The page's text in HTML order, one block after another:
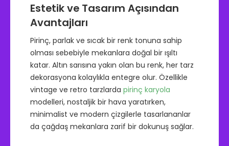
Estetik ve Tasarım Açısından
Avantajları
Pirinç, parlak ve sıcak bir renk tonuna sahip
olması sebebiyle mekanlara doğal bir ışıltı
katar. Altın sarısına yakın olan bu renk, her tarz
dekorasyona kolaylıkla entegre olur. Özellikle
vintage ve retro tarzlarda pirinç karyola
modelleri, nostaljik bir hava yaratırken,
minimalist ve modern çizgilerle tasarlananlar
da çağdaş mekanlara zarif bir dokunuş sağlar.